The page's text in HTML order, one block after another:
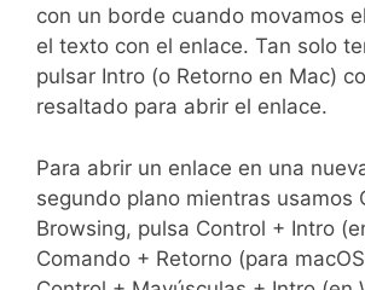
con un borde cuando movamos
el texto con el enlace. Tan solo
pulsar Intro (o Retorno en Mac)
resaltado para abrir el enlace.
Para abrir un enlace en una
segundo plano mientras usamos
Browsing, pulsa Control + Intro
Comando + Retorno (para